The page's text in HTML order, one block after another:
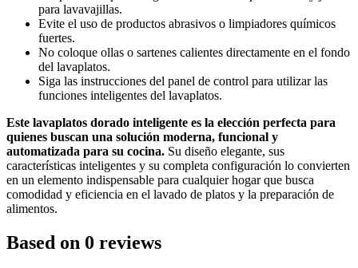
para lavavajillas.
Evite el uso de productos abrasivos o limpiadores químicos
fuertes.
No coloque ollas o sartenes calientes directamente en el fondo
del lavaplatos.
Siga las instrucciones del panel de control para utilizar las
funciones inteligentes del lavaplatos.
Este lavaplatos dorado inteligente es la elección perfecta para
quienes buscan una solución moderna, funcional y
automatizada para su cocina. Su diseño elegante, sus
características inteligentes y su completa configuración lo convierten
en un elemento indispensable para cualquier hogar que busca
comodidad y eficiencia en el lavado de platos y la preparación de
alimentos.
Based on 0 reviews